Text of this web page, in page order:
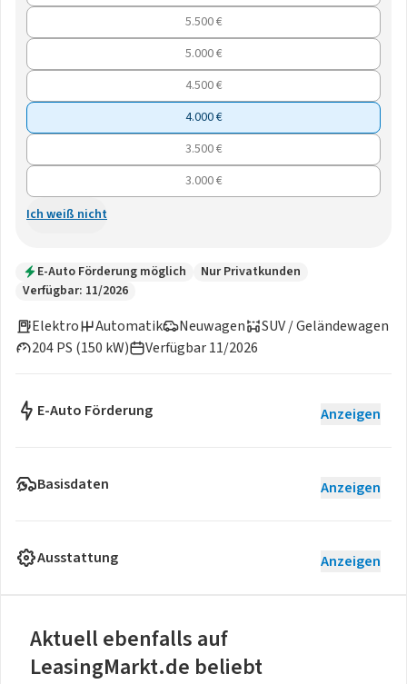
5.500 €
5.000 €
4.500 €
4.000 €
3.500 €
3.000 €
Ich weiß nicht
E-Auto Förderung möglich
Nur Privatkunden
Verfügbar: 11/2026
Elektro
Neuwagen
204 PS (150 kW)
Automatik
SUV / Geländewagen
Verfügbar 11/2026
E-Auto Förderung Anzeigen
Basisdaten Anzeigen
Ausstattung Anzeigen
Aktuell ebenfalls auf
LeasingMarkt.de beliebt